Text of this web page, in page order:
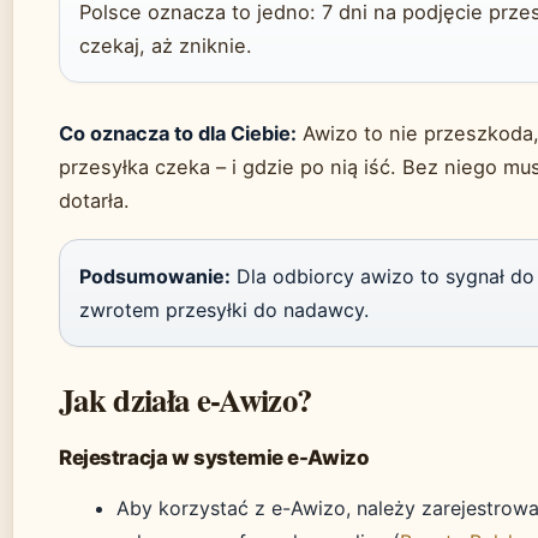
Polsce oznacza to jedno: 7 dni na podjęcie
czekaj, aż zniknie.
Co oznacza to dla Ciebie: Awizo to nie
przesyłka czeka – i gdzie po nią iść. Bez niego
dotarła.
Podsumowanie: Dla odbiorcy awizo to sygnał
zwrotem przesyłki do nadawcy.
Jak działa e-Awizo?
Rejestracja w systemie e-Awizo
Aby korzystać z e-Awizo, należy